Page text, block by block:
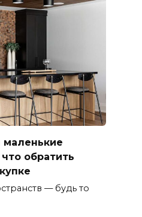
маленькие
обратить
— будь то